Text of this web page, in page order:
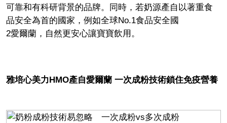
可靠和有科研背景的品牌。同時，若奶源產自以著重食
品安全為首的國家，例如全球No.1食品安全國
2愛爾蘭，自然更安心讓寶寶飲用。
雅培心美力HMO產自愛爾蘭 一次成粉技術鎖住免疫營養